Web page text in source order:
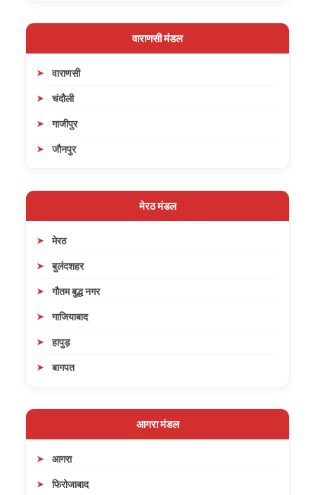
वाराणसी मंडल
वाराणसी
चंदौली
गाजीपुर
जौनपुर
मेरठ मंडल
मेरठ
बुलंदशहर
गौतम बुद्ध नगर
गाजियाबाद
हापुड़
बागपत
आगरा मंडल
आगरा
फिरोजाबाद